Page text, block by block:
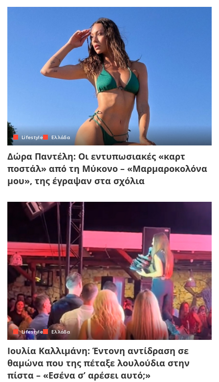
Lifestyle Ελλάδα
Δώρα Παντέλη: Οι εντυπωσιακές «καρτ
ποστάλ» από τη Μύκονο – «Μαρμαροκολόνα
μου», της έγραψαν στα σχόλια
Lifestyle Ελλάδα
Ιουλία Καλλιμάνη: Έντονη αντίδραση σε
θαμώνα που της πέταξε λουλούδια στην
πίστα – «Εσένα σ’ αρέσει αυτό;»